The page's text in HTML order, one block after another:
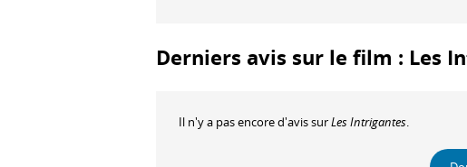
Derniers avis sur le film : Les
Il n'y a pas encore d'avis surLes Intrigantes.